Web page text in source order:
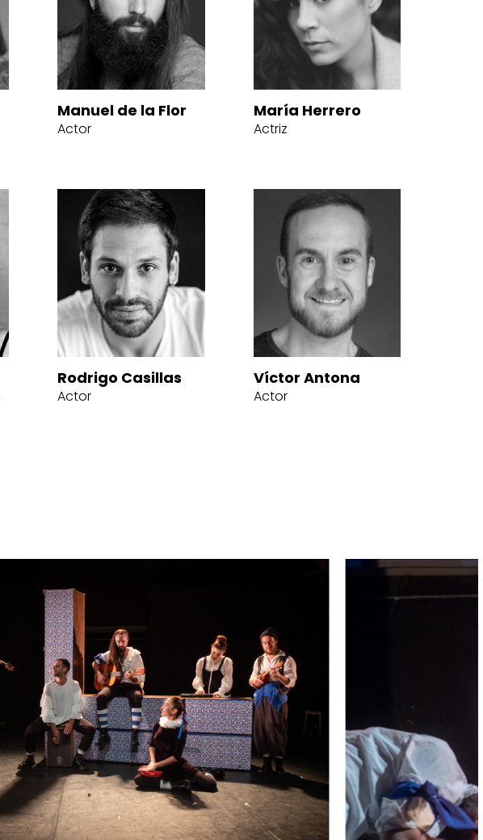
Manuel de la Flor
Actor
María Herrero
Actriz
Rodrigo Casillas
Actor
Víctor Antona
Actor